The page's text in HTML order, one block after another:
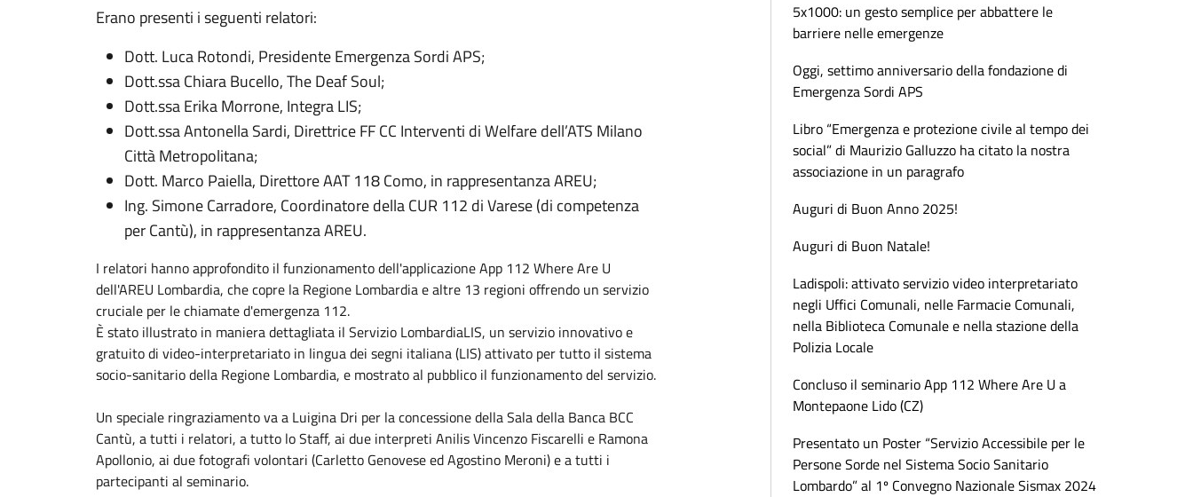
Erano presenti i seguenti relatori:
Dott. Luca Rotondi, Presidente Emergenza Sordi APS;
Dott.ssa Chiara Bucello,The Deaf Soul;
Dott.ssa Erika Morrone, Integra LIS;
Dott.ssa Antonella Sardi, Direttrice FF CC Interventi di Welfare dell’ATS Milano
Città Metropolitana;
Dott. Marco Paiella, Direttore AAT 118 Como, in rappresentanza AREU;
Ing. Simone Carradore, Coordinatore della CUR 112 di Varese (di competenza
per Cantù), in rappresentanza AREU.
I relatori hanno approfondito il funzionamento dell'applicazione App 112 Where Are U
dell'AREU Lombardia, che copre la Regione Lombardiae altre 13 regioni offrendo un servizio
cruciale per le chiamate d'emergenza 112.
È stato illustrato in maniera dettagliata il Servizio LombardiaLIS, un servizio innovativo e
gratuito di video-interpretariato in lingua dei segni italiana (LIS) attivato per tutto il sistema
socio-sanitario della Regione Lombardia, e mostrato al pubblico il funzionamento del servizio.
Un speciale ringraziamento va a Luigina Dri per la concessione della Sala della Banca BCC
Cantù, a tutti i relatori, a tutto lo Staff, ai due interpreti AnilisVincenzo Fiscarelli e Ramona
Apollonio, ai due fotografi volontari (Carletto Genovese ed Agostino Meroni) e a tutti i
partecipanti al seminario.
5x1000: un gesto semplice per abbattere le
barriere nelle emergenze
Oggi, settimo anniversario della fondazione di
Emergenza Sordi APS
Libro “Emergenza e protezione civile al tempo dei
social” di Maurizio Galluzzo ha citato la nostra
associazione in un paragrafo
Auguri di Buon Anno 2025!
Auguri di Buon Natale!
Ladispoli: attivato servizio video interpretariato
negli Uffici Comunali, nelle Farmacie Comunali,
nella Biblioteca Comunale e nella stazione della
Polizia Locale
Concluso il seminario App 112 Where Are U a
Montepaone Lido (CZ)
Presentato un Poster “Servizio Accessibile per le
Persone Sorde nel Sistema Socio Sanitario
Lombardo” al 1º Convegno Nazionale Sismax 2024